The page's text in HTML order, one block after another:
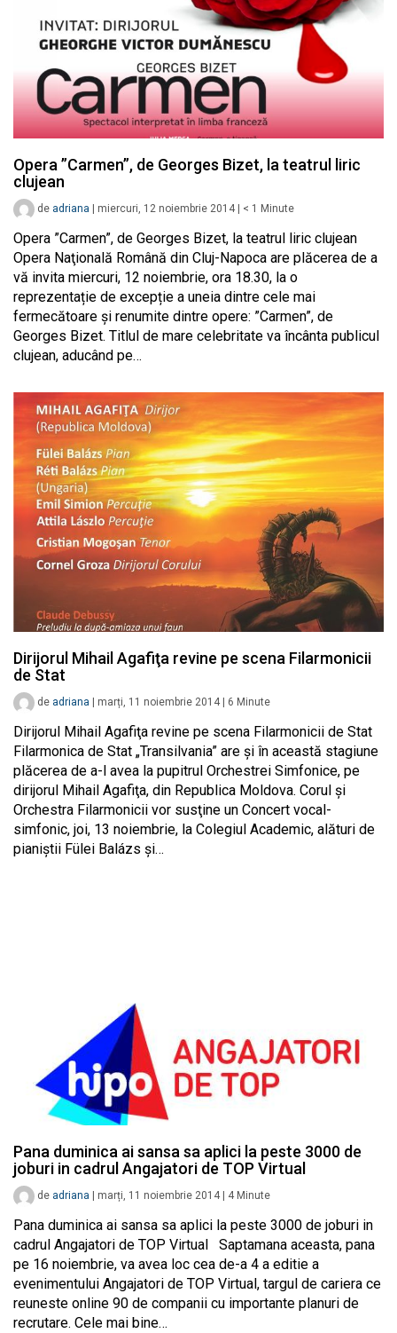
Opera ”Carmen”, de Georges Bizet, la teatrul liric
clujean
de adriana miercuri, 12 noiembrie 2014 < 1 Minute
Opera ”Carmen”, de Georges Bizet, la teatrul liric clujean
Opera Naţională Română din Cluj-Napoca are plăcerea de a
vă invita miercuri, 12 noiembrie, ora 18.30, la o
reprezentație de excepție a uneia dintre cele mai
fermecătoare și renumite dintre opere: ”Carmen”, de
Georges Bizet. Titlul de mare celebritate va încânta publicul
clujean, aducând pe…
Dirijorul Mihail Agafiţa revine pe scena Filarmonicii
de Stat
de adriana marți, 11 noiembrie 2014 6 Minute
Dirijorul Mihail Agafiţa revine pe scena Filarmonicii de Stat
Filarmonica de Stat „Transilvania” are şi în această stagiune
plăcerea de a-l avea la pupitrul Orchestrei Simfonice, pe
dirijorul Mihail Agafiţa, din Republica Moldova. Corul şi
Orchestra Filarmonicii vor susţine un Concert vocal-
simfonic, joi, 13 noiembrie, la Colegiul Academic, alături de
pianiştii Fülei Balázs şi…
Pana duminica ai sansa sa aplici la peste 3000 de
joburi in cadrul Angajatori de TOP Virtual
de adriana marți, 11 noiembrie 2014 4 Minute
Pana duminica ai sansa sa aplici la peste 3000 de joburi in
cadrul Angajatori de TOP Virtual Saptamana aceasta, pana
pe 16 noiembrie, va avea loc cea de-a 4 a editie a
evenimentului Angajatori de TOP Virtual, targul de cariera ce
reuneste online 90 de companii cu importante planuri de
recrutare. Cele mai bine…